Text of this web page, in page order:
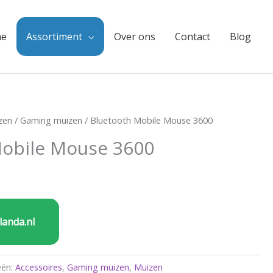
Assortiment Over ons Contact Blog
/ Gaming muizen / Bluetooth Mobile Mouse 3600
Mouse 3600
Accessoires,Gaming muizen, Muizen